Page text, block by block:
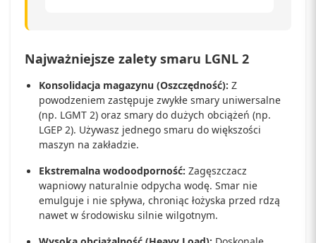
Najważniejsze zalety smaru LGNL 2
Konsolidacja magazynu (Oszczędność): Z
powodzeniem zastępuje zwykłe smary uniwersalne
(np. LGMT 2) oraz smary do dużych obciążeń (np.
LGEP 2). Używasz jednego smaru do większości
maszyn na zakładzie.
Ekstremalna wodoodporność: Zagęszczacz
wapniowy naturalnie odpycha wodę. Smar nie
emulguje i nie spływa, chroniąc łożyska przed rdzą
nawet w środowisku silnie wilgotnym.